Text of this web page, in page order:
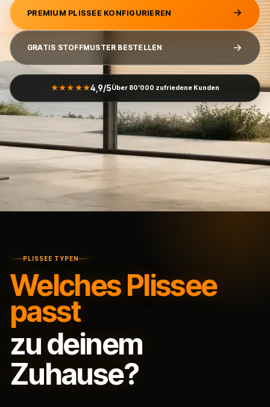
PREMIUM PLISSEE KONFIGURIEREN
GRATIS STOFFMUSTER BESTELLEN
★★★★★4,9/5Über 80'000 zufriedene Kunden
PLISSEE TYPEN
Welches Plissee
passt
zu deinem
Zuhause?